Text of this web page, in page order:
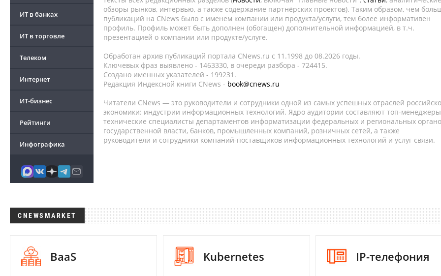
ИТ в банках
ИТ в торговле
Телеком
Интернет
ИТ-бизнес
Рейтинги
Инфографика
обзоры рынков, интервью, а также содержание партнёрских проектов). Таким образом, чем
публикаций на CNews было с именем компании или продукта/услуги, тем более информативен
профиль. Профиль может быть дополнен (обогащен) дополнительной информацией, в т.ч.
презентацией о компании или продукте/услуге.
Обработан архив публикаций портала CNews.ru c 11.1998 до 08.2026 годы.
Ключевых фраз выявлено - 1463330, в очереди разбора - 724415.
Создано именных указателей - 199231.
Редакция Индексной книги CNews - book@cnews.ru
Читатели CNews — это руководители и сотрудники одной из самых успешных отраслей
экономики: индустрии информационных технологий. Ядро аудитории составляют топ-
технические специалисты департаментов информатизации федеральных и региональных
государственной власти, банков, промышленных компаний, розничных сетей, а также
руководители и сотрудники компаний-поставщиков информационных технологий и услуг связи.
CNEWSMARKET
BaaS Kubernetes IP-телефония